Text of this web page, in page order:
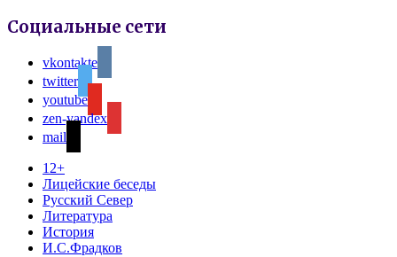
Социальные сети
vkontakte
twitter
youtube
zen-yandex
mail
12+
Лицейские беседы
Русский Север
Литература
История
И.С.Фрадков